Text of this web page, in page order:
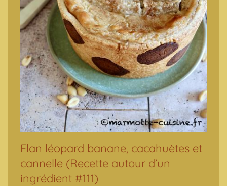
Flan léopard banane, cacahuètes et
cannelle (Recette autour d’un
ingrédient #111)